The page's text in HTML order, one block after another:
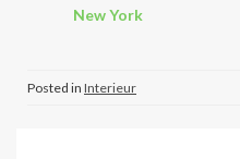
New York
Posted in Interieur